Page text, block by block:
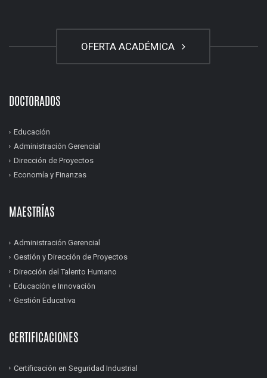
OFERTA ACADÉMICA
DOCTORADOS
Educación
Administración Gerencial
Dirección de Proyectos
Economía y Finanzas
MAESTRÍAS
Administración Gerencial
Gestión y Dirección de Proyectos
Dirección del Talento Humano
Educación e Innovación
Gestión Educativa
CERTIFICACIONES
Certificación en Seguridad Industrial